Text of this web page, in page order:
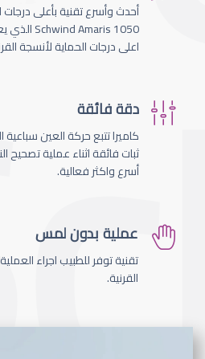
أحدث وأسرع تقنية بأعلى درجات
اعلى درجات الحماية لأنسجة
دقة فائقة
ثبات فائقة اثناء عملية تصحيح
أسرع واكثر فعالية.
عملية بدون لمس
تقنية توفر للطبيب اجراء
القرنية.